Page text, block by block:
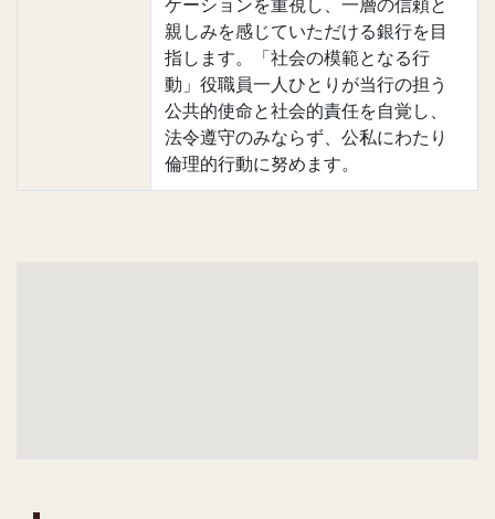
ケーションを重視し、一層の信頼と
親しみを感じていただける銀行を目
指します。「社会の模範となる行
動」役職員一人ひとりが当行の担う
公共的使命と社会的責任を自覚し、
法令遵守のみならず、公私にわたり
倫理的行動に努めます。